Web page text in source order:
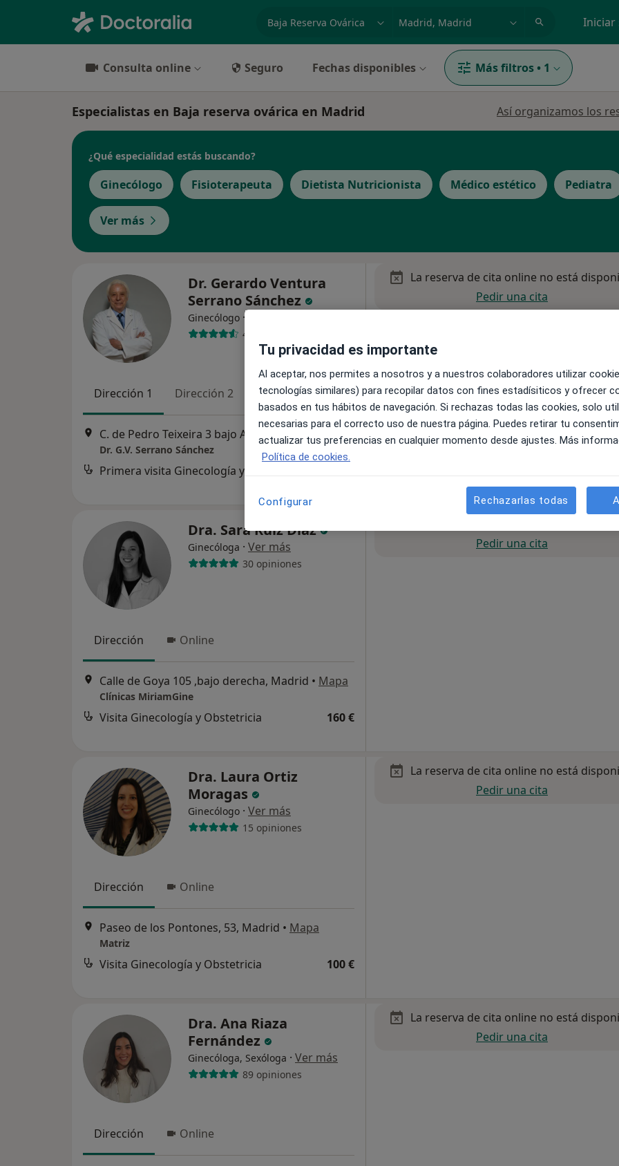
especialidad, enfermedad o nombre Iniciar
Consulta online Seguro Fechas disponibles Más filtros • 1
Especialistas en Baja reserva ovárica en Madrid Así organizamos los
¿Qué especialidad estás buscando?
Ginecólogo Fisioterapeuta Dietista Nutricionista Médico estético Pediatra
Ver más
Dr. Gerardo Ventura
Serrano Sánchez
Ginecólogo ·
434 opiniones
Dirección 1 Dirección 2
C. de Pedro Teixeira 3 bajo A, Madrid Mapa
Dr. G.V. Serrano Sánchez
Primera visita Ginecología y Obstetricia
La reserva de cita online no está
Pedir una cita
Dra. Sara Ruiz Díaz
Ginecóloga · Ver más
30 opiniones
Dirección Online
Calle de Goya 105 ,bajo derecha, Madrid • Mapa
Clínicas MiriamGine
Visita Ginecología y Obstetricia 160 €
Pedir una cita
Dra. Laura Ortiz
Moragas
Ginecólogo · Ver más
15 opiniones
Dirección Online
Paseo de los Pontones, 53, Madrid • Mapa
Matriz
Visita Ginecología y Obstetricia 100 €
La reserva de cita online no está
Pedir una cita
Dra. Ana Riaza
Fernández
Ginecóloga, Sexóloga · Ver más
89 opiniones
Dirección Online
La reserva de cita online no está
Pedir una cita
Tu privacidad es importante
Al aceptar, nos permites a nosotros y a nuestros colaboradores utilizar
tecnologías similares) para recopilar datos con fines estadísiticos y ofrecer
basados en tus hábitos de navegación. Si rechazas todas las cookies, solo
necesarias para el correcto uso de nuestra página. Puedes retirar tu
actualizar tus preferencias en cualquier momento desde ajustes. Más
Política de cookies.
Configurar Rechazarlas todas